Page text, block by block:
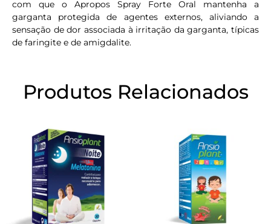
com que o Apropos Spray Forte Oral mantenha a
garganta protegida de agentes externos, aliviando a
sensação de dor associada à irritação da garganta, típicas
de faringite e de amigdalite.
Produtos Relacionados